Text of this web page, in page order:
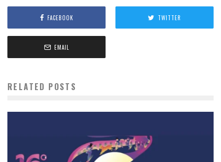
FACEBOOK TWITTER
EMAIL
RELATED POSTS